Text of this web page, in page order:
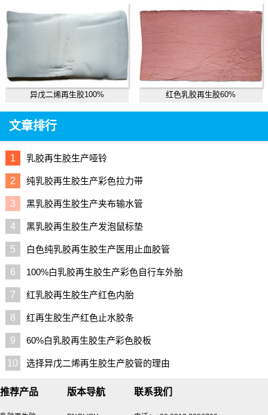
异戊二烯再生胶100% 红色乳胶再生胶60%
文章排行
1 乳胶再生胶生产哑铃
2 纯乳胶再生胶生产彩色拉力带
3 黑乳胶再生胶生产夹布输水管
4 黑乳胶再生胶生产发泡鼠标垫
5 白色纯乳胶再生胶生产医用止血胶管
6 100%白乳胶再生胶生产彩色自行车外胎
7 红乳胶再生胶生产红色内胎
8 红再生胶生产红色止水胶条
9 60%白乳胶再生胶生产彩色胶板
10 选择异戊二烯再生胶生产胶管的理由
推荐产品 版本导航 联系我们